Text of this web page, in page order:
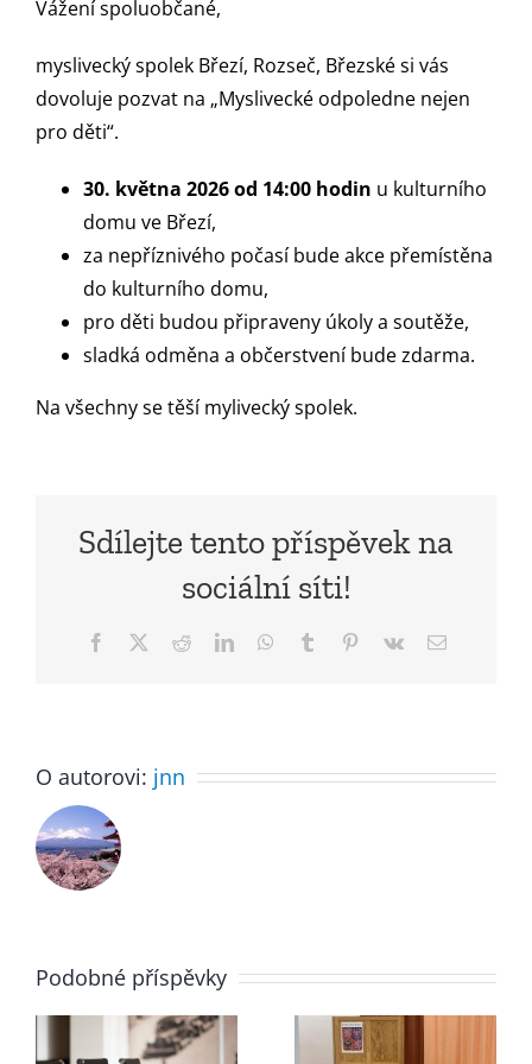
Vážení spoluobčané,
myslivecký spolek Březí, Rozseč, Březské si vás
dovoluje pozvat na „Myslivecké odpoledne nejen
pro děti“.
30. května 2026 od 14:00 hodin u kulturního
domu ve Březí,
za nepříznivého počasí bude akce přemístěna
do kulturního domu,
pro děti budou připraveny úkoly a soutěže,
sladká odměna a občerstvení bude zdarma.
Na všechny se těší mylivecký spolek.
Sdílejte tento příspěvek na
sociální síti!
Facebook RedditLinkedInWhatsApp
Tumblr Pinterest
Vk
E-
O autorovi: jnn
Podobné příspěvky
Volby do
Oznámení